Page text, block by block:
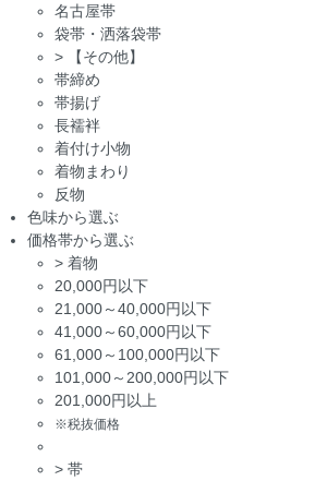
名古屋帯
袋帯・洒落袋帯
>
【その他】
帯締め
帯揚げ
長襦袢
着付け小物
着物まわり
反物
色味から選ぶ
価格帯から選ぶ
> 着物
20,000円以下
21,000～40,000円以下
41,000～60,000円以下
61,000～100,000円以下
101,000～200,000円以下
201,000円以上
※税抜価格
> 帯